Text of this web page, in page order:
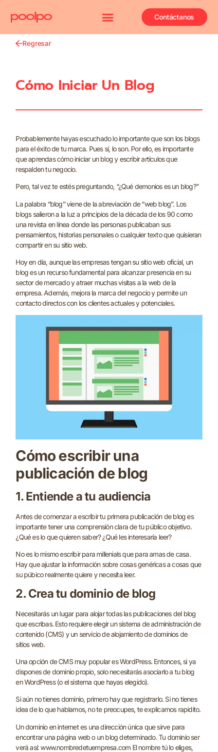
Contáctanos
Regresar
Cómo Iniciar Un Blog
Probablemente hayas escuchado lo importante que son los blogs
para el éxito de tu marca. Pues sí, lo son. Por ello, es importante
que aprendas cómo iniciar un blog y escribir artículos que
respalden tu negocio.
Pero, tal vez te estés preguntando, “¿Qué demonios es un blog?”
La palabra “blog” viene de la abreviación de “web blog”. Los
blogs salieron a la luz a principios de la década de los 90 como
una revista en línea donde las personas publicaban sus
pensamientos, historias personales o cualquier texto que quisieran
compartir en su sitio web.
Hoy en día, aunque las empresas tengan su sitio web oficial, un
blog es un recurso fundamental para alcanzar presencia en su
sector de mercado y atraer muchas visitas a la web de la
empresa. Además, mejora la marca del negocio y permite un
contacto directos con los clientes actuales y potenciales.
Cómo escribir una
publicación de blog
1. Entiende a tu audiencia
Antes de comenzar a escribir tu primera publicación de blog es
importante tener una comprensión clara de tu público objetivo.
¿Qué es lo que quieren saber? ¿Qué les interesaría leer?
No es lo mismo escribir para millenials que para amas de casa.
Hay que ajustar la información sobre cosas genéricas a cosas que
su púbico realmente quiere y necesita leer.
2. Crea tu dominio de blog
Necesitarás un lugar para alojar todas las publicaciones del blog
que escribas. Esto requiere elegir un sistema de administración de
contenido (CMS) y un servicio de alojamiento de dominios de
sitios web.
Una opción de CMS muy popular es WordPress. Entonces, si ya
dispones de dominio propio, solo necesitarás asociarlo a tu blog
en WordPress (o el sistema que hayas elegido).
Si aún no tienes dominio, primero hay que registrarlo. Si no tienes
idea de lo que hablamos, no te preocupes, te explicamos rapidito.
Un dominio en internet es una dirección única que sirve para
encontrar una página web o un blog determinado. Tu dominio ser
verá así:www.nombredetuempresa.comEl nombre tú lo eliges,